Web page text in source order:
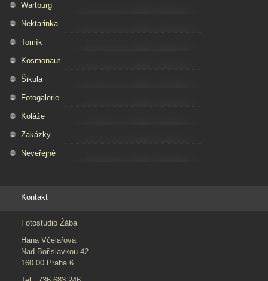
Wartburg
Nektarinka
Tomík
Kosmonaut
Šikula
Fotogalerie
Koláže
Zakázky
Neveřejné
Kontakt
Fotostudio Žába
Hana Včelařová
Nad Bořislavkou 42
160 00 Praha 6